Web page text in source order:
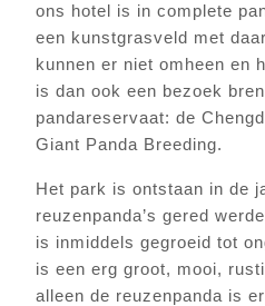
ons hotel is in complete
een kunstgrasveld met
kunnen er niet omheen en
is dan ook een bezoek
pandareservaat: de
Giant Panda Breeding.
Het park is ontstaan in de
reuzenpanda’s gered
is inmiddels gegroeid tot
is een erg groot, mooi,
alleen de reuzenpanda is